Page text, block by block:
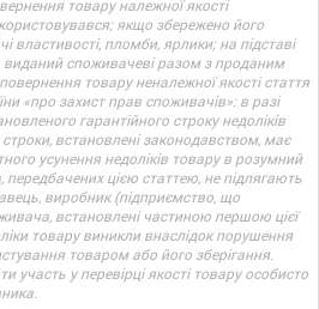
товару належної якості
якщо збережено його
властивості, пломби, ярлики; на підставі
виданий споживачеві разом з проданим
товару неналежної якості стаття
«про захист прав споживачів»: в разі
гарантійного строку недоліків
встановлені законодавством, має
усунення недоліків товару в розумний
цією статтею, не підлягають
виробник (підприємство, що
встановлені частиною першою цієї
товару виникли внаслідок порушення
товаром або його зберігання.
у перевірці якості товару особисто